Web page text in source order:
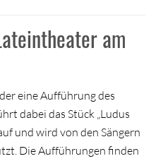
am
eine Aufführung des
dabei das Stück „Ludus
und wird von den Sängern
Die Aufführungen finden